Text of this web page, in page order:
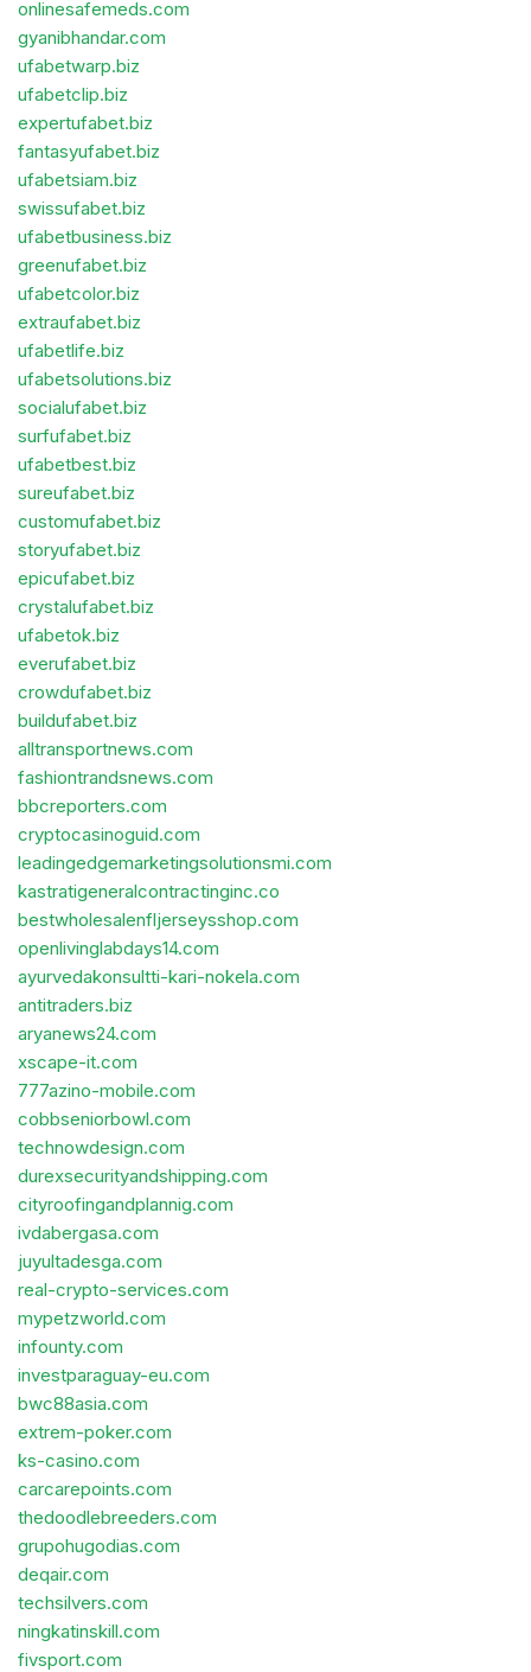
onlinesafemeds.com
gyanibhandar.com
ufabetwarp.biz
ufabetclip.biz
expertufabet.biz
fantasyufabet.biz
ufabetsiam.biz
swissufabet.biz
ufabetbusiness.biz
greenufabet.biz
ufabetcolor.biz
extraufabet.biz
ufabetlife.biz
ufabetsolutions.biz
socialufabet.biz
surfufabet.biz
ufabetbest.biz
sureufabet.biz
customufabet.biz
storyufabet.biz
epicufabet.biz
crystalufabet.biz
ufabetok.biz
everufabet.biz
crowdufabet.biz
buildufabet.biz
alltransportnews.com
fashiontrandsnews.com
bbcreporters.com
cryptocasinoguid.com
leadingedgemarketingsolutionsmi.com
kastratigeneralcontractinginc.co
bestwholesalenfljerseysshop.com
openlivinglabdays14.com
ayurvedakonsultti-kari-nokela.com
antitraders.biz
aryanews24.com
xscape-it.com
777azino-mobile.com
cobbseniorbowl.com
technowdesign.com
durexsecurityandshipping.com
cityroofingandplannig.com
ivdabergasa.com
juyultadesga.com
real-crypto-services.com
mypetzworld.com
infounty.com
investparaguay-eu.com
bwc88asia.com
extrem-poker.com
ks-casino.com
carcarepoints.com
thedoodlebreeders.com
grupohugodias.com
deqair.com
techsilvers.com
ningkatinskill.com
fivsport.com